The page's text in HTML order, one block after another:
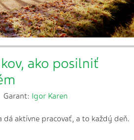
ako posilniť
Igor Karen
dá aktívne pracovať, a to každý deň.